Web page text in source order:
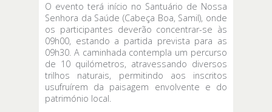
O evento terá início no Santuário de Nossa
Senhora da Saúde (Cabeça Boa, Samil), onde
os participantes deverão concentrar-se às
09h00, estando a partida prevista para as
09h30. A caminhada contempla um percurso
de 10 quilómetros, atravessando diversos
trilhos naturais, permitindo aos inscritos
usufruírem da paisagem envolvente e do
património local.